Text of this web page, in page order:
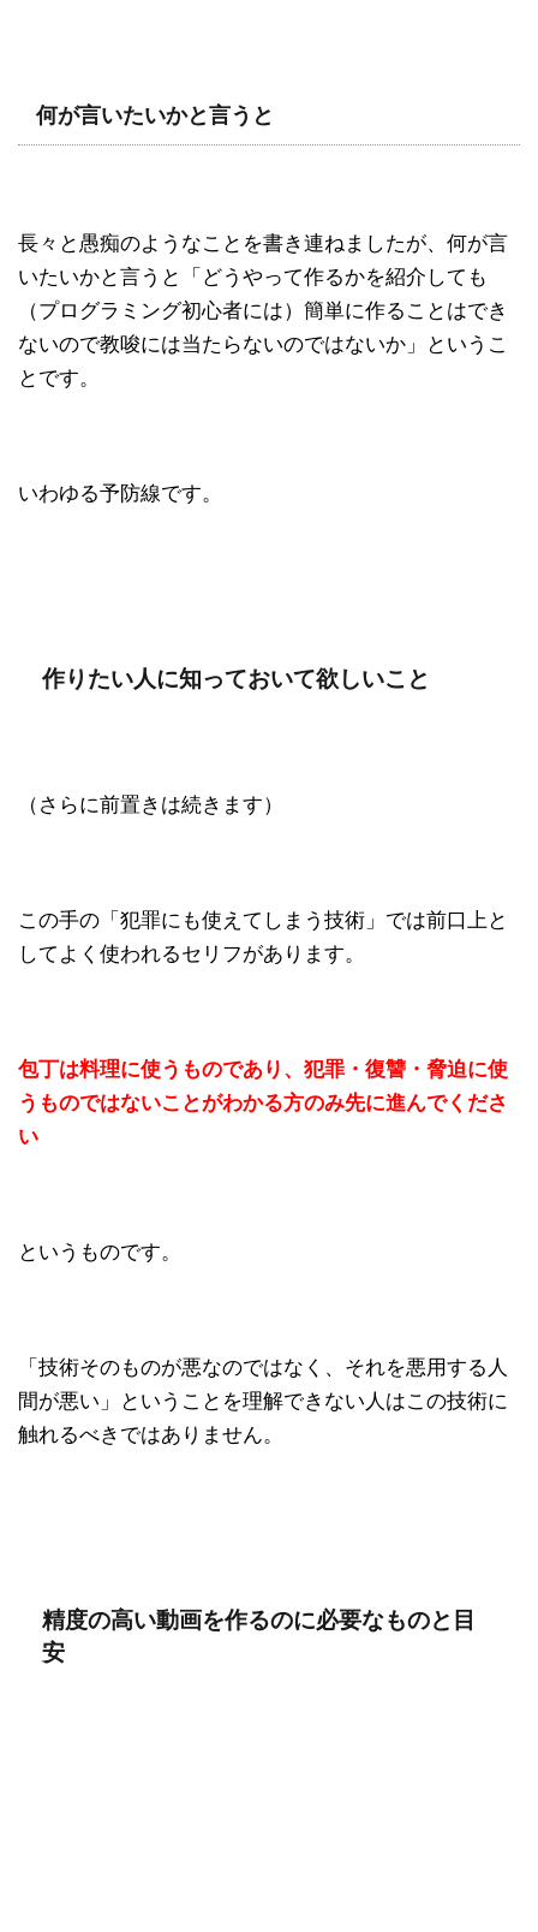
何が言いたいかと言うと
長々と愚痴のようなことを書き連ねましたが、何が言
いたいかと言うと「どうやって作るかを紹介しても
（プログラミング初心者には）簡単に作ることはでき
ないので教唆には当たらないのではないか」というこ
とです。
いわゆる予防線です。
作りたい人に知っておいて欲しいこと
（さらに前置きは続きます）
この手の「犯罪にも使えてしまう技術」では前口上と
してよく使われるセリフがあります。
包丁は料理に使うものであり、犯罪・復讐・脅迫に使
うものではないことがわかる方のみ先に進んでくださ
い
というものです。
「技術そのものが悪なのではなく、それを悪用する人
間が悪い」ということを理解できない人はこの技術に
触れるべきではありません。
精度の高い動画を作るのに必要なものと目
安